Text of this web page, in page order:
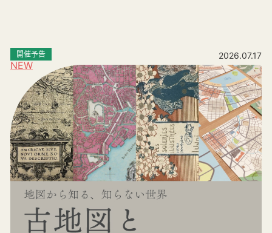
NEW
開催予告 2026.07.17